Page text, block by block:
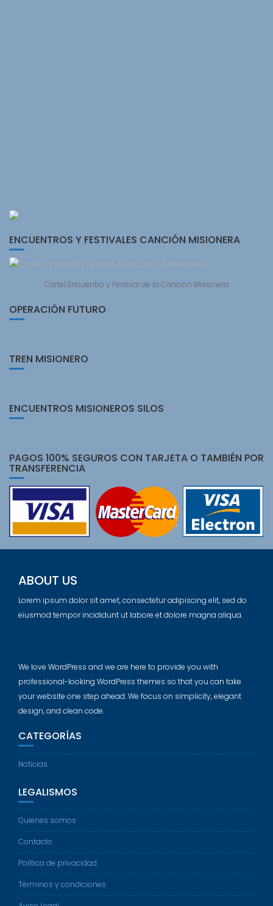
ENCUENTROS Y FESTIVALES CANCIÓN MISIONERA
Cartel Encuentro y Festival de la Canción Misionera
OPERACIÓN FUTURO
TREN MISIONERO
ENCUENTROS MISIONEROS SILOS
PAGOS 100% SEGUROS CON TARJETA O TAMBIÉN POR
TRANSFERENCIA
ABOUT US
Lorem ipsum dolor sit amet, consectetur adipiscing elit, sed do
eiusmod tempor incididunt ut labore et dolore magna aliqua.
We love WordPress and we are here to provide you with
professional-looking WordPress themes so that you can take
your website one step ahead. We focus on simplicity, elegant
design, and clean code.
CATEGORÍAS
Noticias
LEGALISMOS
Quienes somos
Contacto
Política de privacidad
Términos y condiciones